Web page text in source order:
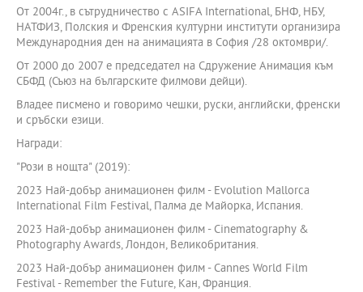
От 2004г., в сътрудничество с АSIFA International, БНФ, НБУ,
НАТФИЗ, Полския и Френския културни институти организира
Международния ден на анимацията в София /28 октомври/.
От 2000 до 2007 е председател на Сдружение Анимация към
СБФД (Съюз на българските филмови дейци).
Владее писмено и говоримо чешки, руски, английски, френски
и сръбски езици.
Награди:
"Рози в нощта" (2019):
2023 Най-добър анимационен филм - Evolution Mallorca
International Film Festival, Палма де Майорка, Испания.
2023 Най-добър анимационен филм - Cinematography &
Photography Awards, Лондон, Великобритания.
2023 Най-добър анимационен филм - Cannes World Film
Festival - Remember the Future, Кан, Франция.